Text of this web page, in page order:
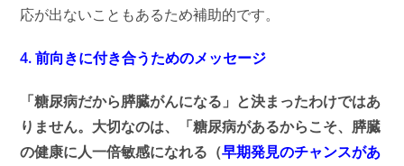
応が出ないこともあるため補助的です。
4. 前向きに付き合うためのメッセージ
「糖尿病だから膵臓がんになる」と決まったわけではあ
りません。大切なのは、「糖尿病があるからこそ、膵臓
の健康に人一倍敏感になれる（早期発見のチャンスがあ